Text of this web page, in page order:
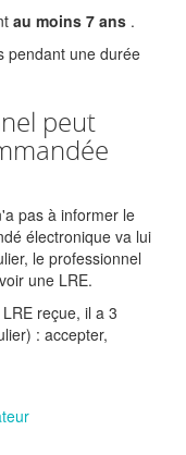
au moins 7 ans .
pendant une durée
peut
pas à informer le
électronique va lui
le professionnel
une LRE.
reçue, il a 3
: accepter,